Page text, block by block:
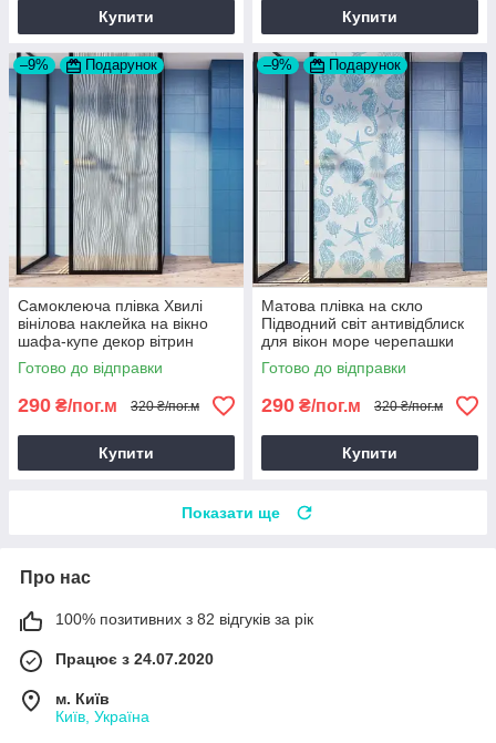
Купити Купити
–9% Подарунок
Самоклеюча плівка Хвилі
вінілова наклейка на вікно
шафа-купе декор вітрин
перегородок лінії 1 пог.м
Готово до відправки
290 ₴/пог.м 320 ₴/пог.м
Купити
–9% Подарунок
Матова плівка на скло
Підводний світ антивідблиск
для вікон море черепашки
морський коник 1 пог.м
Готово до відправки
290 ₴/пог.м 320 ₴/пог.м
Купити
Показати ще
Про нас
100% позитивних з 82 відгуків за рік
Працює з 24.07.2020
м. Київ
Київ, Україна